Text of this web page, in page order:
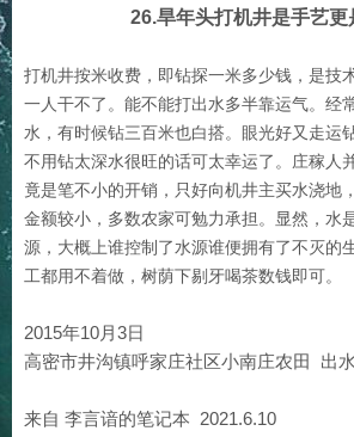
26.旱年头打机井是手艺更
打机井按米收费，即钻探一米多少钱，是技
一人干不了。能不能打出水多半靠运气。经
水，有时候钻三百米也白搭。眼光好又走运
不用钻太深水很旺的话可太幸运了。庄稼人
竟是笔不小的开销，只好向机井主买水浇地
金额较小，多数农家可勉力承担。显然，水
源，大概上谁控制了水源谁便拥有了不灭的
工都用不着做，树荫下剔牙喝茶数钱即可。
2015年10月3日
高密市井沟镇呼家庄社区小南庄农田 出
来自 李言谙的笔记本 2021.6.10